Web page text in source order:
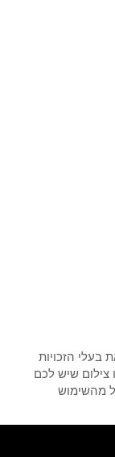
בעלי הזכויות
צילום שיש לכם
מהשימוש